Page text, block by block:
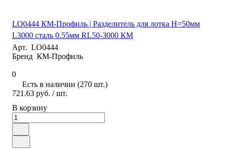
LO0444 КМ-Профиль | Разделитель для лотка H=50мм
L3000 сталь 0.55мм RL50-3000 КМ
Арт. LO0444
Бренд КМ-Профиль
0
Есть в наличии (270 шт.)
721.63 руб. / шт.
В корзину